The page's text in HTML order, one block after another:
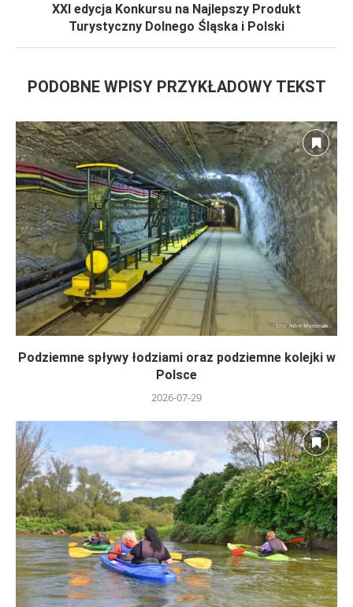
XXI edycja Konkursu na Najlepszy Produkt
Turystyczny Dolnego Śląska i Polski
PODOBNE WPISY PRZYKŁADOWY TEKST
Podziemne spływy łodziami oraz podziemne kolejki w
Polsce
2026-07-29